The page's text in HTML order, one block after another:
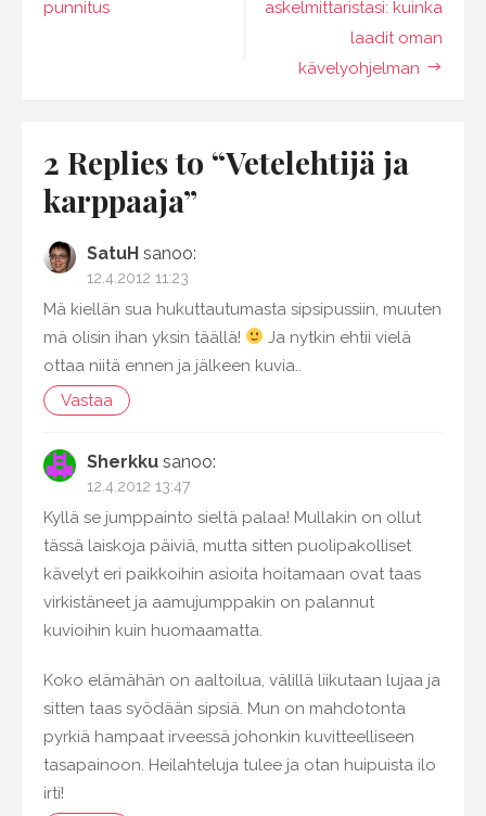
selaus
punnitus
askelmittaristasi: kuinka
laadit oman
kävelyohjelman
2 Replies to “Vetelehtijä ja
karppaaja”
SatuH sanoo:
12.4.2012 11:23
Mä kiellän sua hukuttautumasta sipsipussiin, muuten
mä olisin ihan yksin täällä!
Ja nytkin ehtii vielä
ottaa niitä ennen ja jälkeen kuvia..
Vastaa
Sherkku sanoo:
12.4.2012 13:47
Kyllä se jumppainto sieltä palaa! Mullakin on ollut
tässä laiskoja päiviä, mutta sitten puolipakolliset
kävelyt eri paikkoihin asioita hoitamaan ovat taas
virkistäneet ja aamujumppakin on palannut
kuvioihin kuin huomaamatta.
Koko elämähän on aaltoilua, välillä liikutaan lujaa ja
sitten taas syödään sipsiä. Mun on mahdotonta
pyrkiä hampaat irveessä johonkin kuvitteelliseen
tasapainoon. Heilahteluja tulee ja otan huipuista ilo
irti!